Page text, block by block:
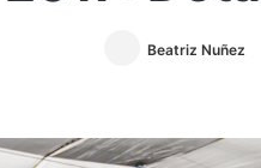
Beatriz Nuñez